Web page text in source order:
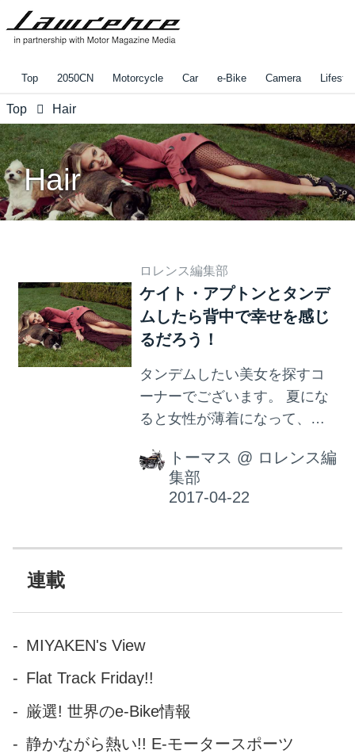
Top 2050CN Motorcycle Car e-Bike Camera
Top Hair
Hair
ロレンス編集部
ケイト・アプトンとタンデ
ムしたら背中で幸せを感じ
るだろう！
タンデムしたい美女を探すコ
ーナーでございます。 夏にな
ると女性が薄着になって、つ
いますが、むしろ胸から絶対
に目を離してはいけない！危
険！というくらいパワフル
を授かったような方がいらっ
います。1992年6月10日生ま
です。 【1/100の映画評】浮気
性の男には見てられない
トーマス @ ロレンス編
集部
連載
MIYAKEN's View
Flat Track Friday!!
厳選! 世界のe-Bike情報
静かながら熱い!! E-モータースポーツ